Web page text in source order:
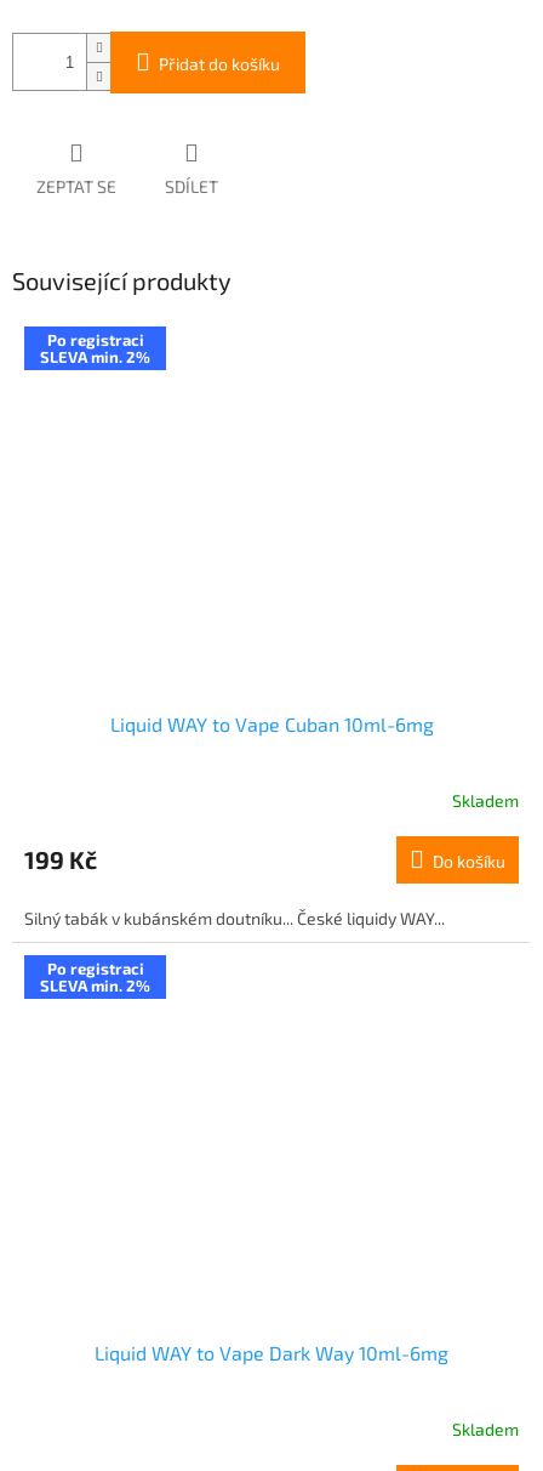
Přidat do košíku
ZEPTAT SE SDÍLET
Související produkty
Po registraci
SLEVA min. 2%
Liquid WAY to Vape Cuban 10ml-6mg
Skladem
199 Kč Do košíku
Silný tabák v kubánském doutníku... České liquidy WAY...
Po registraci
SLEVA min. 2%
Liquid WAY to Vape Dark Way 10ml-6mg
Skladem